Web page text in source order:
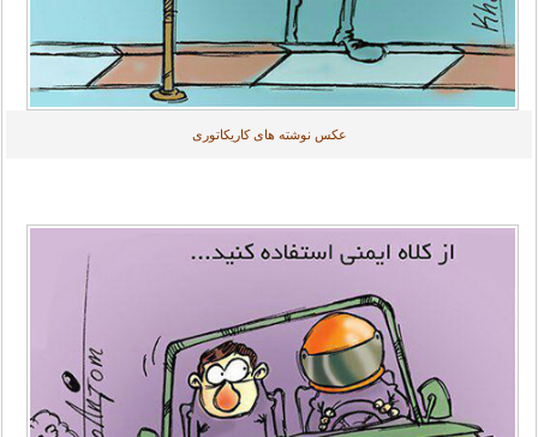
عکس نوشته های کاریکاتوری